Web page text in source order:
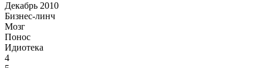
Декабрь 2010
Бизнес-линч
Мозг
Понос
Идиотека
4